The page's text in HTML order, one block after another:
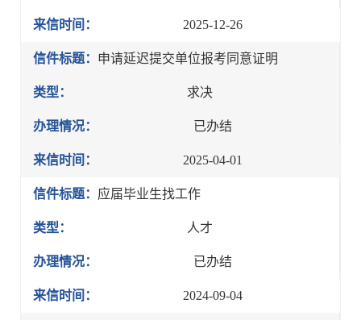
来信时间： 2025-12-26
信件标题： 申请延迟提交单位报考同意证明
类型： 求决
办理情况： 已办结
来信时间： 2025-04-01
信件标题： 应届毕业生找工作
类型： 人才
办理情况： 已办结
来信时间： 2024-09-04